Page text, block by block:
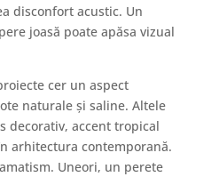
disconfort acustic. Un
joasă poate apăsa vizual
cer un aspect
naturale și saline. Altele
decorativ, accent tropical
arhitectura contemporană.
Uneori, un perete